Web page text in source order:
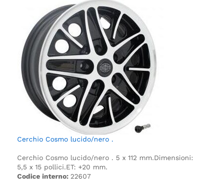
Cerchio Cosmo lucido/nero .
Cerchio Cosmo lucido/nero . 5 x 112 mm.Dimensioni:
5,5 x 15 pollici.ET: +20 mm.
Codice interno: 22607